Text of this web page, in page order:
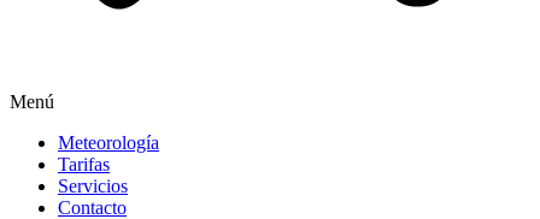
Menú
Meteorología
Tarifas
Servicios
Contacto